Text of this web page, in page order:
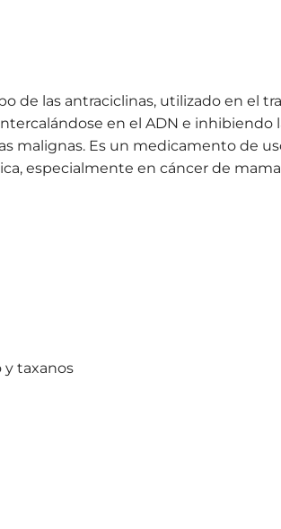
de las antraciclinas, utilizado en el
en el ADN e inhibiendo
malignas. Es un medicamento de
especialmente en cáncer de
y taxanos